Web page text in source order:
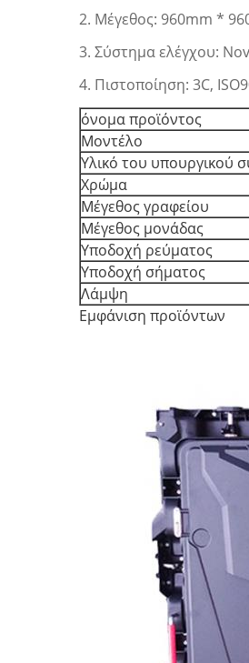
2. Μέγεθος: 960mm *
3. Σύστημα ελέγχου:
4. Πιστοποίηση: 3C,
όνομα προϊόντος
Μοντέλο
Υλικό του υπουργικού
Χρώμα
Μέγεθος γραφείου
Μέγεθος μονάδας
Υποδοχή ρεύματος
Υποδοχή σήματος
Λάμψη
Εμφάνιση προϊόντων